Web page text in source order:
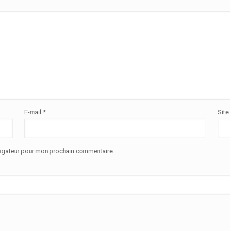
E-mail * Site
pour mon prochain commentaire.